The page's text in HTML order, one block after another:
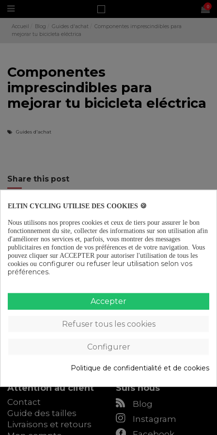
0
Accueil Blog Guides d'achat
Componentes imprescindibles para
mejorar tu bicicleta eléctrica
Componentes
imprescindibles para
mejorar tu bicicleta eléctrica
Guides d'achat
Share this post
Équipement du
Accessoires de vélo
À propos d'Eltin
Découvrez Eltin
Accès B2B
Attention au client
Contact
Guide des tailles
Livraisons et retours
Suis nous
Blog
Instagram
ELTIN CYCLING UTILISE DES COOKIES 🍪
Nous utilisons nos propres cookies et ceux de tiers pour assurer le bon
fonctionnement du site, collecter des informations sur son utilisation afin
d'améliorer nos services et, parfois, vous montrer des messages
publicitaires en fonction de vos préférences et de votre navigation. Vous
pouvez cliquer sur ACCEPTER pour autoriser l'utilisation de tous les
cookies ou configurer ou refuser leur utilisation selon vos
préférences.
Accepter
Refuser tous les cookies
Configurer
Politique de confidentialité et de cookies